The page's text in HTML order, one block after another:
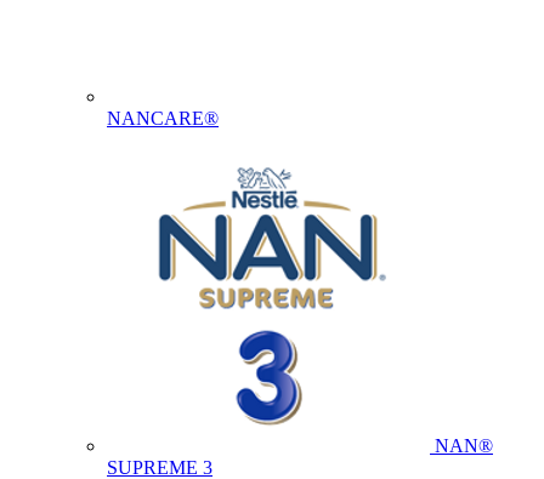
NANCARE®
NAN®
SUPREME 3